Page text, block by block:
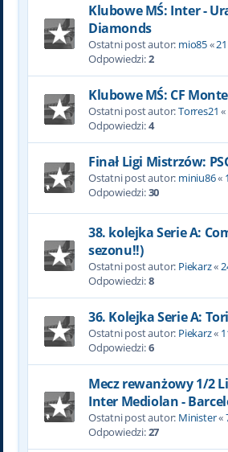
Klubowe MŚ: Inter -
Diamonds
Ostatni post autor: mio85«
Odpowiedzi:2
Klubowe MŚ: CF
Ostatni post autor:Torres21 «
Odpowiedzi:4
Finał Ligi Mistrzów:
Ostatni post autor: miniu86«
Odpowiedzi:30
38. kolejka Serie A:
sezonu!!)
Ostatni post autor: Piekarz«
Odpowiedzi:8
36. Kolejka Serie A:
Ostatni post autor: Piekarz«
Odpowiedzi:6
Mecz rewanżowy 1/2
Inter Mediolan -
Ostatni post autor: Minister«
Odpowiedzi:27